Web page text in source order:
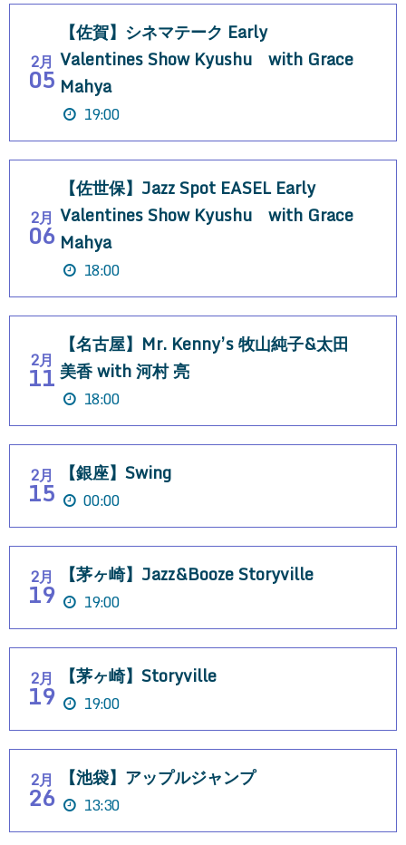
2月
05
【佐賀】シネマテーク Early
Valentines Show Kyushu with Grace
Mahya
19:00
2月
06
【佐世保】Jazz Spot EASEL Early
Valentines Show Kyushu with Grace
Mahya
18:00
2月
11
【名古屋】Mr. Kenny’s 牧山純子&太田
美香 with 河村 亮
18:00
2月
15
【銀座】Swing
00:00
2月
19
【茅ヶ崎】Jazz&Booze Storyville
19:00
2月
19
【茅ヶ崎】Storyville
19:00
2月
26
【池袋】アップルジャンプ
13:30